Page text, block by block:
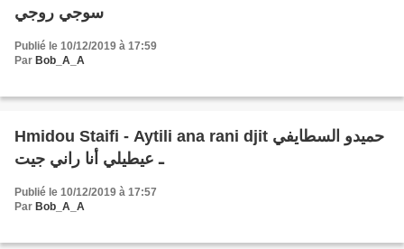
سوجي روجي
Publié le 10/12/2019 à 17:59
Par Bob_A_A
Hmidou Staifi - Aytili ana rani djit حميدو السطايفي
ـ عيطيلي أنا راني جيت
Publié le 10/12/2019 à 17:57
Par Bob_A_A